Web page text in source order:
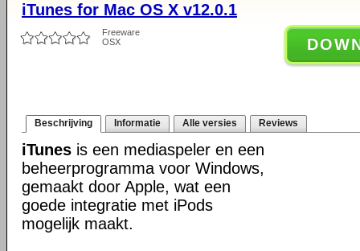
iTunes for Mac OS X v12.0.1
Freeware
OSX
Beschrijving Informatie Alle versies Reviews
iTunes is een mediaspeler en een
beheerprogramma voor Windows,
gemaakt door Apple, wat een
goede integratie met iPods
mogelijk maakt.